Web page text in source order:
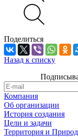
Поделиться
Назад к списку
Компания
Об организации
История создания
Цели и задачи
Территория и